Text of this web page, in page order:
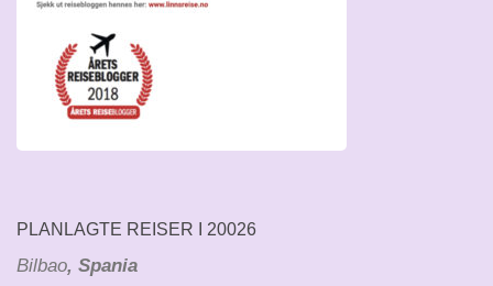
PLANLAGTE REISER I 20026
Bilbao, Spania